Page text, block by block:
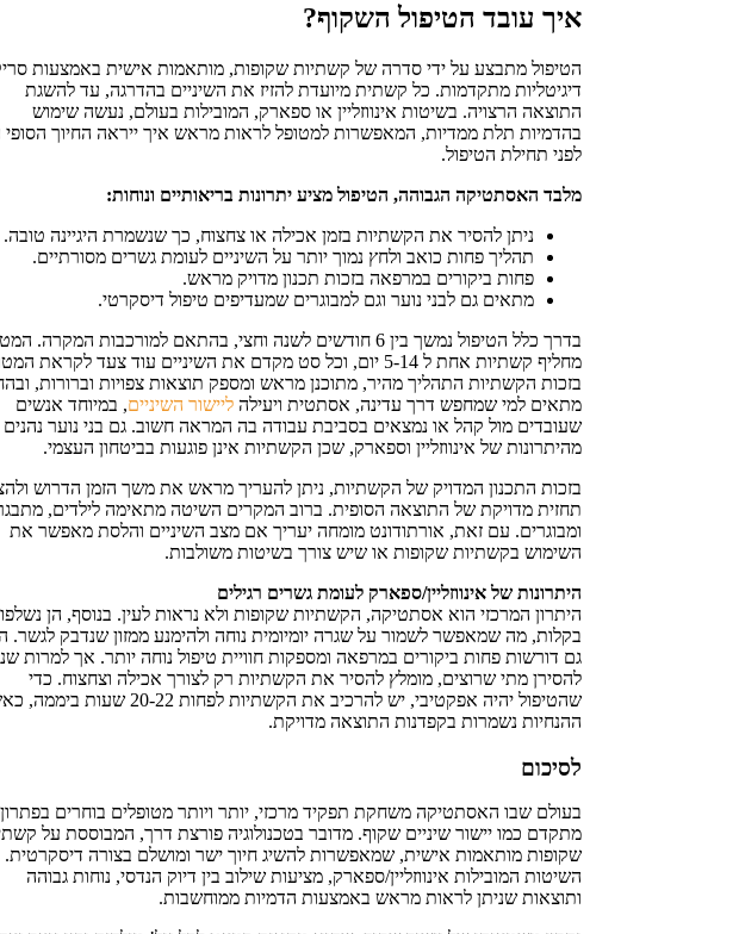
איך עובד הטיפול השקוף?
הטיפול מתבצע על ידי סדרה של קשתיות שקופות, מותאמות אישית באמצעות
דיגיטליות מתקדמות. כל קשתית מיועדת להזיז את השיניים בהדרגה, עד להשגת
התוצאה הרצויה. בשיטות אינווזליין או ספארק, המובילות בעולם, נעשה שימוש
בהדמיות תלת ממדיות, המאפשרות למטופל לראות מראש איך ייראה החיוך הסופי
לפני תחילת הטיפול.
מלבד האסתטיקה הגבוהה, הטיפול מציע יתרונות בריאותיים ונוחות:
ניתן להסיר את הקשתיות בזמן אכילה או צחצוח, כך שנשמרת היגיינה טובה.
תהליך פחות כואב ולחץ נמוך יותר על השיניים לעומת גשרים מסורתיים.
פחות ביקורים במרפאה בזכות תכנון מדויק מראש.
מתאים גם לבני נוער וגם למבוגרים שמעדיפים טיפול דיסקרטי.
בדרך כלל הטיפול נמשך בין 6 חודשים לשנה וחצי, בהתאם למורכבות המקרה.
מחליף קשתיות אחת ל 5-14 יום, וכל סט מקדם את השיניים עוד צעד לקראת
בזכות הקשתיות התהליך מהיר, מתוכנן מראש ומספק תוצאות צפויות וברורות,
מתאים למי שמחפש דרך עדינה, אסתטית ויעילה ליישור השיניים, במיוחד אנשים
שעובדים מול קהל או נמצאים בסביבת עבודה בה המראה חשוב. גם בני נוער נהנים
מהיתרונות של אינווזליין וספארק, שכן הקשתיות אינן פוגעות בביטחון העצמי.
בזכות התכנון המדויק של הקשתיות, ניתן להעריך מראש את משך הזמן הדרוש
תחזית מדויקת של התוצאה הסופית. ברוב המקרים השיטה מתאימה לילדים,
ומבוגרים. עם זאת, אורתודונט מומחה יעריך אם מצב השיניים והלסת מאפשר את
השימוש בקשתיות שקופות או שיש צורך בשיטות משולבות.
היתרונות של אינווזליין/ספארק לעומת גשרים רגילים
היתרון המרכזי הוא אסתטיקה, הקשתיות שקופות ולא נראות לעין. בנוסף, הן
בקלות, מה שמאפשר לשמור על שגרה יומיומית נוחה ולהימנע ממזון שנדבק לגשר.
גם דורשות פחות ביקורים במרפאה ומספקות חוויית טיפול נוחה יותר. אך למרות
להסירן מתי שרוצים, מומלץ להסיר את הקשתיות רק לצורך אכילה וצחצוח. כדי
שהטיפול יהיה אפקטיבי, יש להרכיב את הקשתיות לפחות 20-22 שעות
ההנחיות נשמרות בקפדנות התוצאה מדויקת.
לסיכום
בעולם שבו האסתטיקה משחקת תפקיד מרכזי, יותר ויותר מטופלים בוחרים בפתרון
מתקדם כמו יישור שיניים שקוף. מדובר בטכנולוגיה פורצת דרך, המבוססת על
שקופות מותאמות אישית, שמאפשרות להשיג חיוך ישר ומושלם בצורה דיסקרטית.
השיטות המובילות אינווזליין/ספארק, מציעות שילוב בין דיוק הנדסי, נוחות גבוהה
ותוצאות שניתן לראות מראש באמצעות הדמיות ממוחשבות.